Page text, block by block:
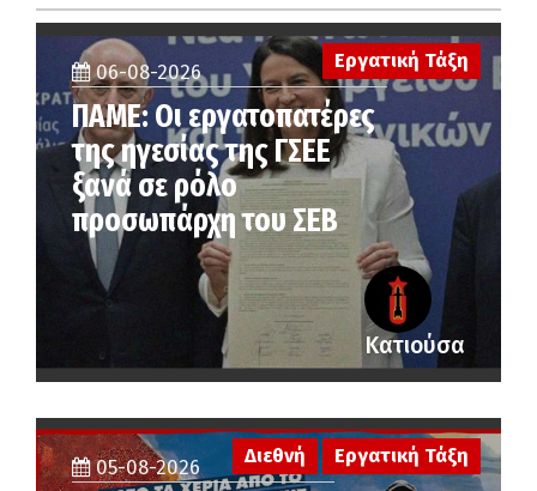
Εργατική Τάξη
06-08-2026
ΠΑΜΕ: Οι εργατοπατέρες
της ηγεσίας της ΓΣΕΕ
ξανά σε ρόλο
προσωπάρχη του ΣΕΒ
Κατιούσα
05-08-2026
Διεθνή Εργατική Τάξη